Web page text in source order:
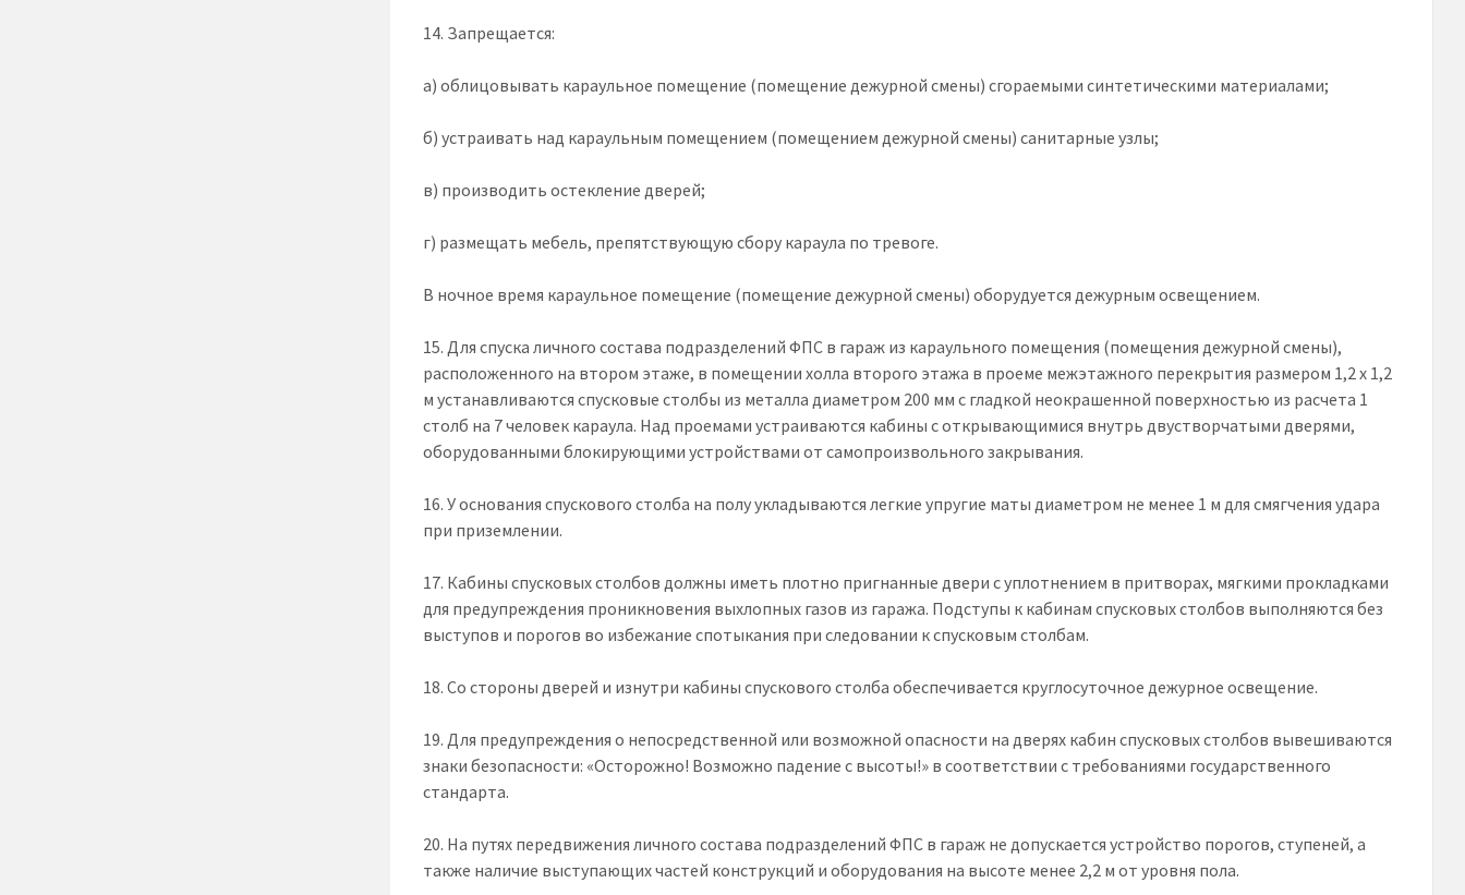
14. Запрещается:
а) облицовывать караульное помещение (помещение дежурной смены) сгораемыми синтетическими материалами;
б) устраивать над караульным помещением (помещением дежурной смены) санитарные узлы;
в) производить остекление дверей;
г) размещать мебель, препятствующую сбору караула по тревоге.
В ночное время караульное помещение (помещение дежурной смены) оборудуется дежурным освещением.
15. Для спуска личного состава подразделений ФПС в гараж из караульного помещения (помещения дежурной смены),
расположенного на втором этаже, в помещении холла второго этажа в проеме межэтажного перекрытия размером 1,2 x 1,2
м устанавливаются спусковые столбы из металла диаметром 200 мм с гладкой неокрашенной поверхностью из расчета 1
столб на 7 человек караула. Над проемами устраиваются кабины с открывающимися внутрь двустворчатыми дверями,
оборудованными блокирующими устройствами от самопроизвольного закрывания.
16. У основания спускового столба на полу укладываются легкие упругие маты диаметром не менее 1 м для смягчения удара
при приземлении.
17. Кабины спусковых столбов должны иметь плотно пригнанные двери с уплотнением в притворах, мягкими прокладками
для предупреждения проникновения выхлопных газов из гаража. Подступы к кабинам спусковых столбов выполняются без
выступов и порогов во избежание спотыкания при следовании к спусковым столбам.
18. Со стороны дверей и изнутри кабины спускового столба обеспечивается круглосуточное дежурное освещение.
19. Для предупреждения о непосредственной или возможной опасности на дверях кабин спусковых столбов вывешиваются
знаки безопасности: «Осторожно! Возможно падение с высоты!» в соответствии с требованиями государственного
стандарта.
20. На путях передвижения личного состава подразделений ФПС в гараж не допускается устройство порогов, ступеней, а
также наличие выступающих частей конструкций и оборудования на высоте менее 2,2 м от уровня пола.